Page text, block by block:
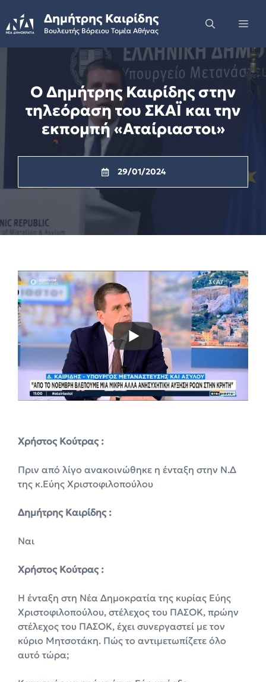
to
content
Δημήτρης Καιρίδης
Βουλευτής Βόρειου Τομέα Αθήνας
Ο Δημήτρης Καιρίδης στην
τηλεόραση του ΣΚΑΪ και την
εκπομπή «Αταίριαστοι»
29/01/2024
Χρήστος Κούτρας :
Πριν από λίγο ανακοινώθηκε η ένταξη στην Ν.Δ
της κ.Εύης Χριστοφιλοπούλου
Δημήτρης Καιρίδης :
Ναι
Χρήστος Κούτρας :
Η ένταξη στη Νέα Δημοκρατία της κυρίας Εύης
Χριστοφιλοπούλου, στέλεχος του ΠΑΣΟΚ, πρώην
στέλεχος του ΠΑΣΟΚ, έχει συνεργαστεί με τον
κύριο Μητσοτάκη. Πώς το αντιμετωπίζετε όλο
αυτό τώρα;